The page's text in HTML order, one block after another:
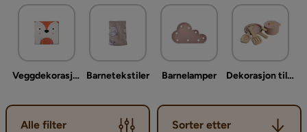
Veggdekorasjon barnerom Barnetekstiler Barnelamper Dekorasjon til barnerom
Alle filter
Sorter etter
Sorter etter